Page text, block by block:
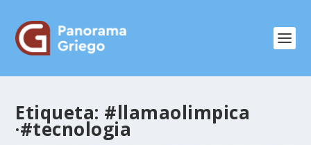
Etiqueta: #llamaolimpica
·#tecnologia